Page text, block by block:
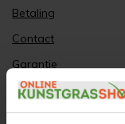
Betaling
Contact
Garantie
Gratis bezorgservice
Inmeetservice